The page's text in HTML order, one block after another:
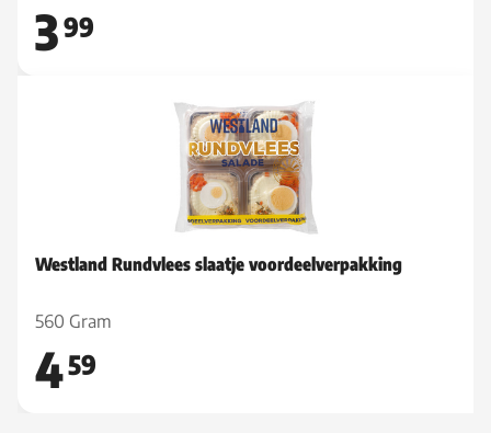
399
Westland Rundvlees slaatje voordeelverpakking
560 Gram
459